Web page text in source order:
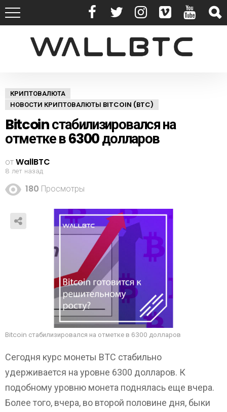
КРИПТОВАЛЮТА
НОВОСТИ КРИПТОВАЛЮТЫ BITCOIN (BTC)
Bitcoin стабилизировался на
отметке в 6300 долларов
отWallBTC
8 лет назад
180 Просмотры
Bitcoin стабилизировался на отметке в 6300 долларов
Сегодня курс монеты BTC стабильно
удерживается на уровне 6300 долларов. К
подобному уровню монета поднялась еще вчера.
Более того, вчера, во второй половине дня, быки